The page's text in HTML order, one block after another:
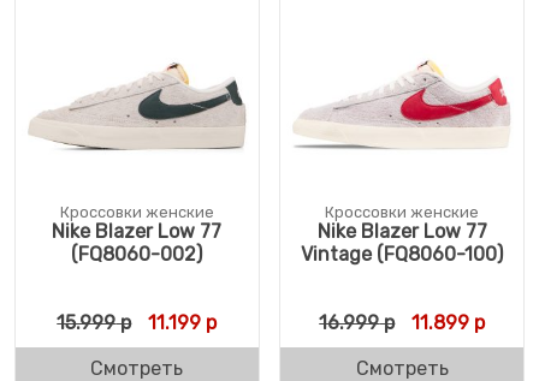
Кроссовки женские
Nike Blazer Low 77
(FQ8060-002)
15.999р Первоначальная цена составляла 15.999
11.199 рТекущая цена: 11.199 р.
Смотреть
Кроссовки женские
Nike Blazer Low 77
Vintage (FQ8060-100)
16.999р 11.899 р
Смотреть